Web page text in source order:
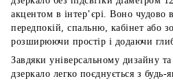
акцентом в інтер’єрі. Воно чудово
передпокій, спальню, кабінет або
розширюючи простір і додаючи
Завдяки універсальному дизайну
дзеркало легко поєднується з